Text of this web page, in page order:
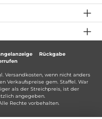
Rückgabe
Versandkosten, wenn nicht anders
Verkaufspreise gem. Staffel. War
als der Streichpreis, ist der
angegeben.
Rechte vorbehalten.